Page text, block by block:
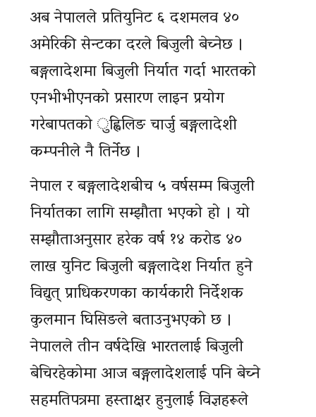
अब नेपालले प्रतियुनिट ६ दशमलव ४०
अमेरिकी सेन्टका दरले बिजुली बेच्नेछ ।
बङ्गलादेशमा बिजुली निर्यात गर्दा भारतको
एनभीभीएनको प्रसारण लाइन प्रयोग
गरेबापतको ुह्विलिङ चार्जु बङ्गलादेशी
कम्पनीले नै तिर्नेछ ।
नेपाल र बङ्गलादेशबीच ५ वर्षसम्म बिजुली
निर्यातका लागि सम्झौता भएको हो । यो
सम्झौताअनुसार हरेक वर्ष १४ करोड ४०
लाख युनिट बिजुली बङ्गलादेश निर्यात हुने
विद्युत् प्राधिकरणका कार्यकारी निर्देशक
कुलमान घिसिङले बताउनुभएको छ ।
नेपालले तीन वर्षदेखि भारतलाई बिजुली
बेचिरहेकोमा आज बङ्गलादेशलाई पनि बेच्ने
सहमतिपत्रमा हस्ताक्षर हुनुलाई विज्ञहरूले